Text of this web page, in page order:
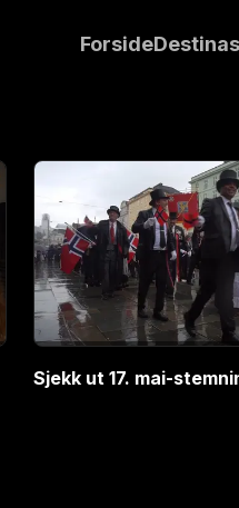
Forside
Sjekk ut 17. mai-